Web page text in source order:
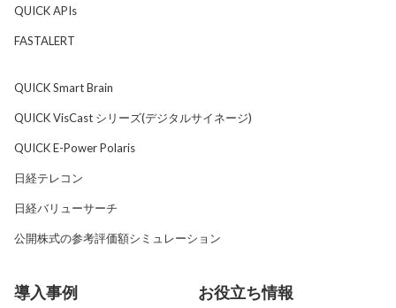
QUICK APIs
FASTALERT
QUICK Smart Brain
QUICK VisCast シリーズ(デジタルサイネージ)
QUICK E-Power Polaris
日経テレコン
日経バリューサーチ
公開株式の参考評価額シミュレーション
導入事例 お役立ち情報